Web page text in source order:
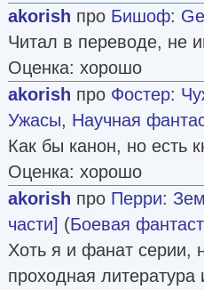
akorish про Бишоф:
Читал в переводе, не
Оценка: хорошо
akorish про Фостер:
Ужасы, Научная
Как бы канон, но есть
Оценка: хорошо
akorish про Перри:
части] (Боевая
Хоть я и фанат серии,
проходная литература